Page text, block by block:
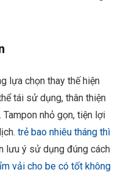
lựa chọn thay thế hiện
tái sử dụng, thân thiện
nhỏ gọn, tiện lợi
trẻ bao nhiêu tháng thì
lưu ý sử dụng đúng cách
vải cho be có tốt không